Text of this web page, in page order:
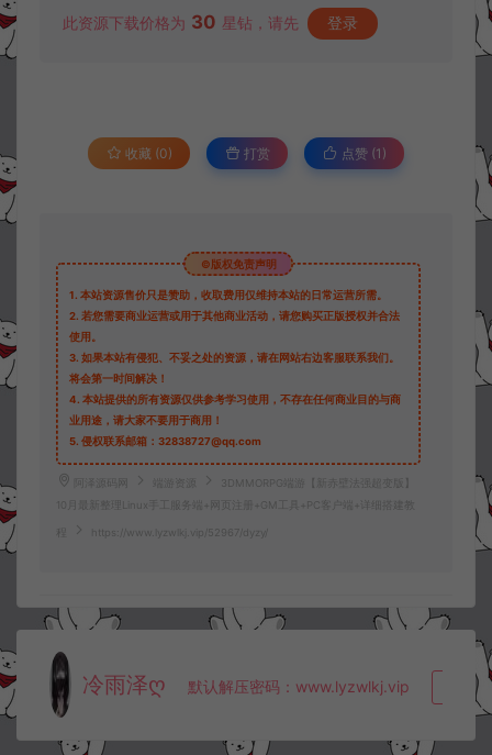
此资源下载价格为 30 星钻，请先 登录
收藏 (0) 打赏 点赞 (1 )
©版权免责声明
1. 本站资源售价只是赞助，收取费用仅维持本站的日常运营所需。
2. 若您需要商业运营或用于其他商业活动，请您购买正版授权并合法
使用。
3. 如果本站有侵犯、不妥之处的资源，请在网站右边客服联系我们。
将会第一时间解决！
4. 本站提供的所有资源仅供参考学习使用，不存在任何商业目的与商
业用途，请大家不要用于商用！
5. 侵权联系邮箱：32838727@qq.com
阿泽源码网 端游资源
3DMMORPG端游【新赤壁法强超变版】
10月最新整理Linux手工服务端+网页注册+GM工具+PC客户端+详细搭建教
程 https://www.lyzwlkj.vip/52967/dyzy/
冷雨泽ღ 默认解压密码：www.lyzwlkj.vip 复